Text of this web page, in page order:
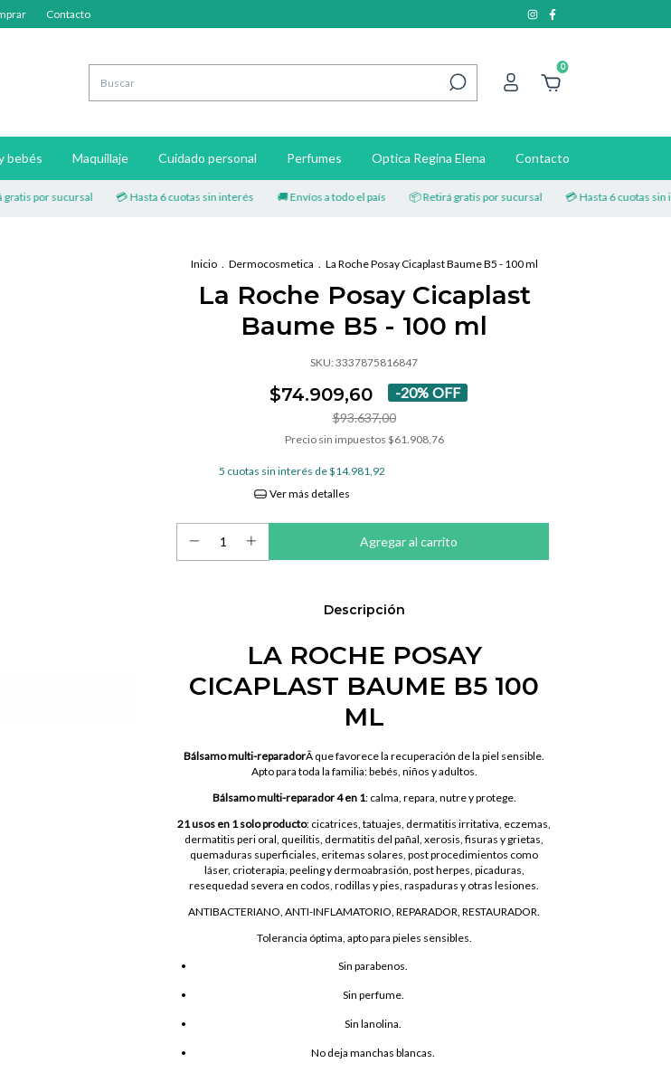
Contacto
0
bebés Maquillaje Cuidado personal Perfumes Optica Regina Elena Contacto
sucursal 💳 Hasta 6 cuotas sin interés 🚚 Envíos a todo el país 📦 Retirá gratis por sucursal 💳 Hasta 6 cuotas sin interés
Inicio . Dermocosmetica . La Roche Posay Cicaplast Baume B5 - 100 ml
La Roche Posay Cicaplast
Baume B5 - 100 ml
SKU: 3337875816847
$74.909,60 -20% OFF
$93.637,00
Precio sin impuestos $61.908,76
5 cuotas sin interés de$14.981,92
Ver más detalles
Descripción
LA ROCHE POSAY
CICAPLAST BAUME B5 100
ML
Bálsamo multi-reparadorÂ que favorece la recuperación de la piel sensible.
Apto para toda la familia: bebés, niños y adultos.
Bálsamo multi-reparador 4 en 1: calma, repara, nutre y protege.
21 usos en 1 solo producto: cicatrices, tatuajes, dermatitis irritativa, eczemas,
dermatitis peri oral, queilitis, dermatitis del pañal, xerosis, fisuras y grietas,
quemaduras superficiales, eritemas solares, post procedimientos como
láser, crioterapia, peeling y dermoabrasión, post herpes, picaduras,
resequedad severa en codos, rodillas y pies, raspaduras y otras lesiones.
ANTIBACTERIANO, ANTI-INFLAMATORIO, REPARADOR, RESTAURADOR.
Tolerancia óptima, apto para pieles sensibles.
Sin parabenos.
Sin perfume.
Sin lanolina.
No deja manchas blancas.